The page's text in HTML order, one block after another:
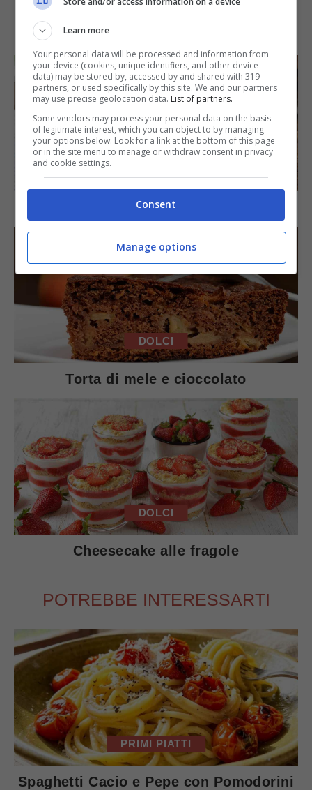
IN PRIMO PIANO
SECONDI PIATTI
Arista di maiale al latte
DOLCI
Torta di mele e cioccolato
DOLCI
Cheesecake alle fragole
POTREBBE INTERESSARTI
PRIMI PIATTI
Spaghetti Cacio e Pepe con Pomodorini
Learn more
Your personal data will be processed and information from
your device (cookies, unique identifiers, and other device
data) may be stored by, accessed by and shared with 319
partners, or used specifically by this site. We and our partners
may use precise geolocation data. List of partners.
Some vendors may process your personal data on the basis
of legitimate interest, which you can object to by managing
your options below. Look for a link at the bottom of this page
or in the site menu to manage or withdraw consent in privacy
and cookie settings.
Consent
Manage options